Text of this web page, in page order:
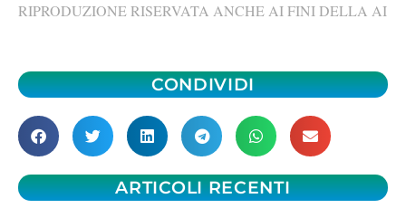
RIPRODUZIONE RISERVATA ANCHE AI FINI DELLA AI
CONDIVIDI
ARTICOLI RECENTI